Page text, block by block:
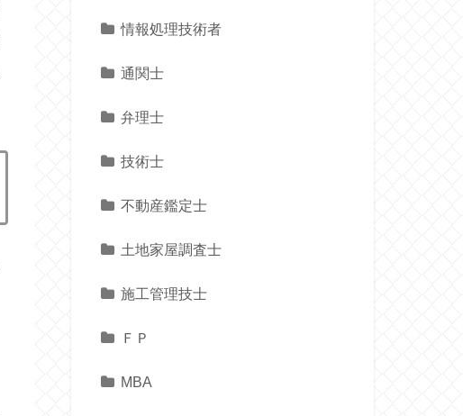
情報処理技術者
通関士
弁理士
技術士
不動産鑑定士
土地家屋調査士
施工管理技士
ＦＰ
MBA